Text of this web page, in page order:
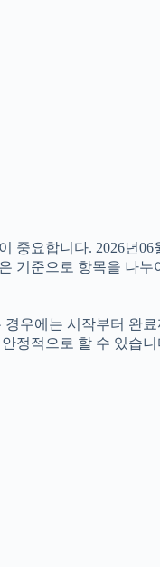
요합니다. 2026년
기준으로 항목을 나누
우에는 시작부터 완
정적으로 할 수 있습니